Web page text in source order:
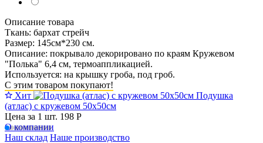
Описание товара
Ткань: бархат стрейч
Размер: 145см*230 см.
Описание: покрывало декорировано по краям Кружевом
"Полька" 6,4 см, термоаппликацией.
Используется: на крышку гроба, под гроб.
С этим товаром покупают!
Хит
Подушка
(атлас) с кружевом 50х50см
Цена за 1 шт. 198 Р
О компании
Наш склад Наше производство